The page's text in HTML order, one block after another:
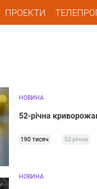
ПРОЕКТИ
НОВИНА
52-річна
190 тисяч 52-річна
НОВИНА